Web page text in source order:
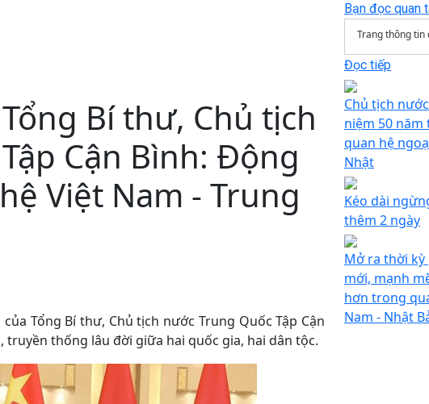
Bí thư, Chủ tịch
Cận Bình: Động
Việt Nam - Trung
Tổng Bí thư, Chủ tịch nước Trung Quốc Tập Cận
thống lâu đời giữa hai quốc gia, hai dân tộc.
Bạn đọc quan
Trang thông tin
Đọc tiếp
Chủ tịch
niệm 50 năm
quan hệ
Nhật
Kéo dài
thêm 2 ngày
Mở ra thời
mới, mạnh
hơn trong
Nam - Nhật